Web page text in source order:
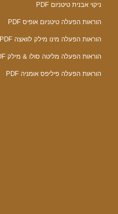
ניקוי אבנית טיטניום PDF
הוראות הפעלה טיטניום אופיס PDF
הוראות הפעלה מינו מילק לוואצה PDF
הוראות הפעלה מליטה סולו & מילק PDF
הוראות הפעלה פיליפס אומניה PDF